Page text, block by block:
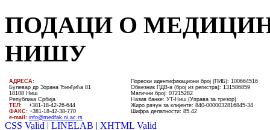
ПОДАЦИ О
НИШУ
AДРЕСА:
Булевар др Зорана Ђинђића 81
18108 Ниш
Република Србија
ТЕЛ: +381-18-42-26-644
ФАКС: +381-18-42-38-770
e-mail: info@medfak.ni.ac.rs
Порески идентификациони број (ПИБ): 100664516
Обвезник ПДВ-а (број из регистра): 131586859
Матични број: 07215282
Назив банке: УT-Ниш (Управа за трезор)
Жиро рачун за клијенте:840-0000032816845-34
Шифра делатности: 85.42
CSS Valid | LINELAB | XHTML Valid